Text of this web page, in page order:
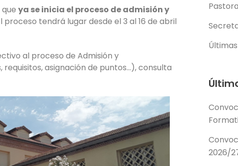
ya se inicia el proceso de admisión y
proceso tendrá lugar desde el 3 al 16 de abril
al proceso de Admisión y
asignación de puntos…), consulta
2026/